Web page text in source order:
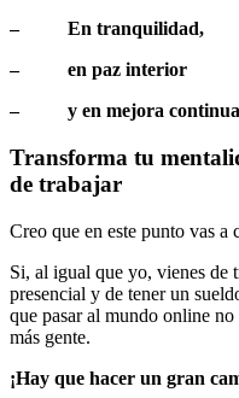
– En tranquilidad,
– en paz interior
– y en mejora continua
Transforma tu
de trabajar
Creo que en este punto vas
Si, al igual que yo, vienes de
presencial y de tener un
que pasar al mundo online
más gente.
¡Hay que hacer un gran